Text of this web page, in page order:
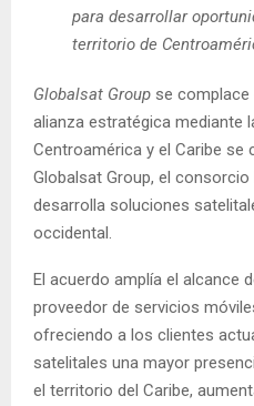
para desarrollar
territorio de
Globalsat Group se complace
alianza estratégica mediante
Centroamérica y el Caribe se
Globalsat Group, el
desarrolla soluciones
occidental.
El acuerdo amplía el alcance
proveedor de servicios
ofreciendo a los clientes
satelitales una mayor
el territorio del Caribe,